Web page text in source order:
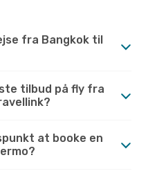
fra Bangkok til
tilbud på fly fra
at booke en